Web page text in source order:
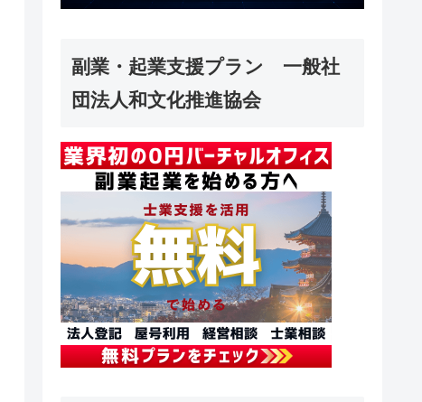
副業・起業支援プラン 一般社
団法人和文化推進協会